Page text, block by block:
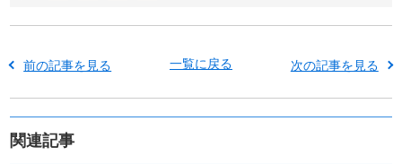
前の記事を見る 一覧に戻る 次の記事を見る
関連記事